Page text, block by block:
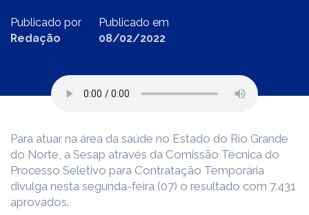
Publicado por
Redação
Publicado em
08/02/2022
Para atuar na área da saúde no Estado do Rio Grande
do Norte, a Sesap através da Comissão Técnica do
Processo Seletivo para Contratação Temporária
divulga nesta segunda-feira (07) o resultado com 7.431
aprovados.